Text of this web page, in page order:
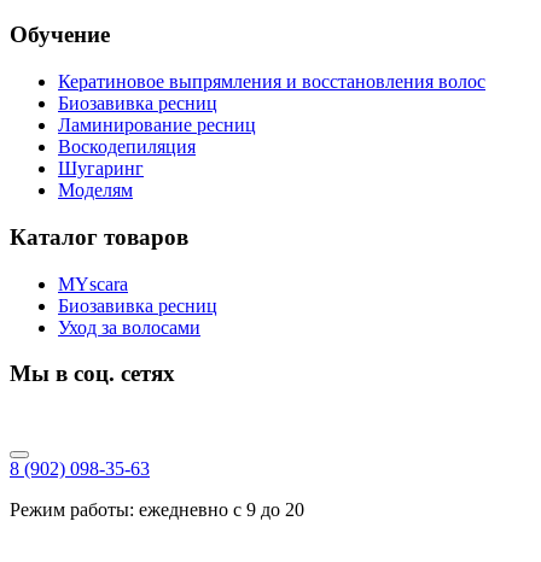
Обучение
Кератиновое выпрямления и восстановления волос
Биозавивка ресниц
Ламинирование ресниц
Воскодепиляция
Шугаринг
Моделям
Каталог товаров
MYscara
Биозавивка ресниц
Уход за волосами
Мы в соц. сетях
8 (902) 098-35-63
Режим работы: ежедневно с 9 до 20